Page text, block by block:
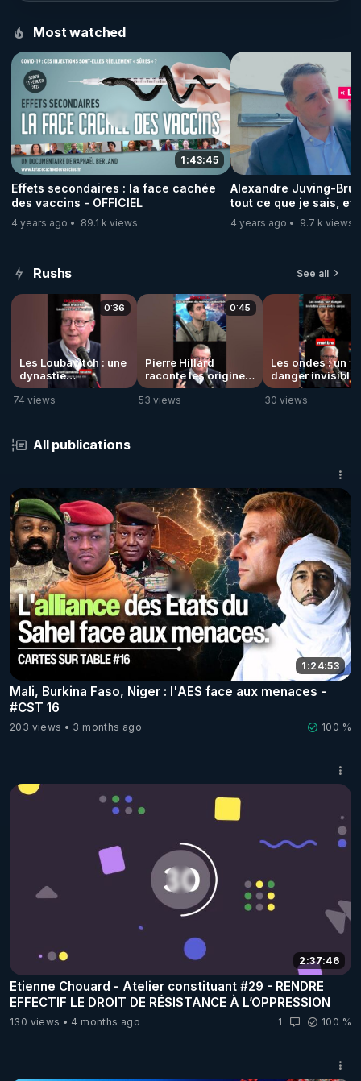
Most watched
1:43:45
Effets secondaires : la face cachée
des vaccins - OFFICIEL
4 years ago 89.1 k views
Alexandre Juving-
tout ce que je sais, et
risques pour le faire »
4 years ago 9.7 k views
Rushs See all
0:36
Les Loubavitch : une
dynastie
messianique
fascinante !
74 views
0:45
Pierre Hillard
raconte les origines
du monde
Loubavitch !
53 views
Les ondes : un
danger invisible
pour notre corps
30 views
All publications
1:24:53
Mali, Burkina Faso, Niger : l'AES face aux menaces -
#CST 16
203 views 3 months ago 100 %
2:37:46
Etienne Chouard - Atelier constituant #29 - RENDRE
EFFECTIF LE DROIT DE RÉSISTANCE À L’OPPRESSION
130 views 4 months ago 1 100 %